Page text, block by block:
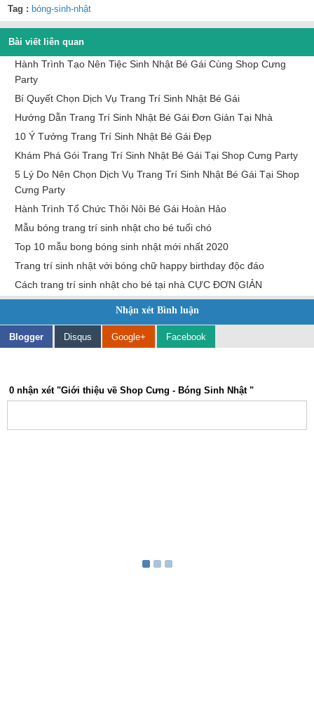
Tag : bóng-sinh-nhật
Bài viết liên quan
Hành Trình Tạo Nên Tiệc Sinh Nhật Bé Gái Cùng Shop Cưng
Party
Bí Quyết Chọn Dịch Vụ Trang Trí Sinh Nhật Bé Gái
Hướng Dẫn Trang Trí Sinh Nhật Bé Gái Đơn Giản Tại Nhà
10 Ý Tưởng Trang Trí Sinh Nhật Bé Gái Đẹp
Khám Phá Gói Trang Trí Sinh Nhật Bé Gái Tại Shop Cưng Party
5 Lý Do Nên Chọn Dịch Vụ Trang Trí Sinh Nhật Bé Gái Tại Shop
Cưng Party
Hành Trình Tổ Chức Thôi Nôi Bé Gái Hoàn Hảo
Mẫu bóng trang trí sinh nhật cho bé tuổi chó
Top 10 mẫu bong bóng sinh nhật mới nhất 2020
Trang trí sinh nhật với bóng chữ happy birthday độc đáo
Cách trang trí sinh nhật cho bé tại nhà CỰC ĐƠN GIẢN
Nhận xét Bình luận
Blogger Disqus Google+ Facebook
0 nhận xét "Giới thiệu về Shop Cưng - Bóng Sinh Nhật "